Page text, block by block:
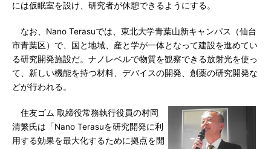
には仮眠室を設け、研究者が休憩できるようにする。
なお、Nano Terasuでは、東北大学青葉山新キャンパス（仙台
市青葉区）で、国と地域、産と学が一体となって建設を進めてい
る研究開発施設だ。ナノレベルで物質を観察できる放射光を使っ
て、新しい機能を持つ材料、デバイスの開発、創薬の研究開発な
どが行われる。
住友ゴム 取締役常務執行役員の村岡
清繁氏は「Nano Terasuを研究開発に利
用する効果を最大化するために拠点を開